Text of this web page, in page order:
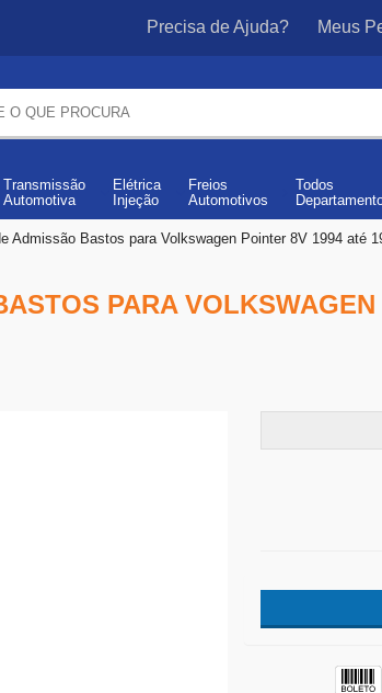
Precisa de Ajuda? Meus
Transmissão
Automotiva
Elétrica
Injeção
Freios
Automotivos
Todos
Admissão Bastos para Volkswagen Pointer 8V 1994 até
PARA